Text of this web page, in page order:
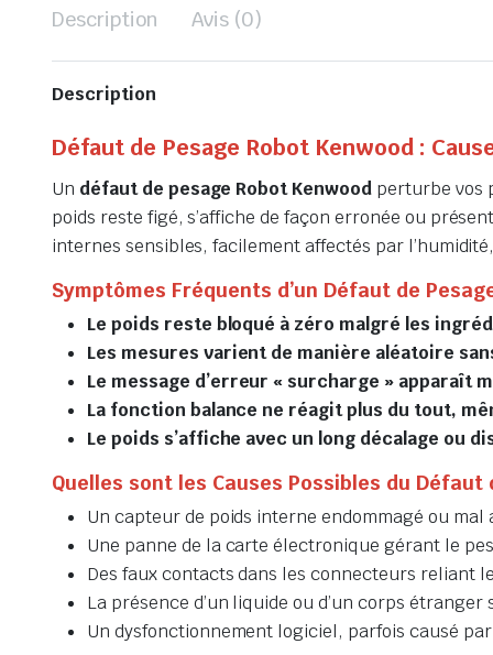
Description Avis (0)
Description
Défaut de Pesage Robot Kenwood :
Un défaut de pesage Robot Kenwood perturbe vos
poids reste figé, s’affiche de façon erronée ou
internes sensibles, facilement affectés par
Symptômes Fréquents d’un Défaut de
Le poids reste bloqué à zéro malgré les
Les mesures varient de manière aléatoire
Le message d’erreur « surcharge » apparaît
La fonction balance ne réagit plus du tout,
Le poids s’affiche avec un long décalage ou
Quelles sont les Causes Possibles du Défaut
Un capteur de poids interne endommagé ou mal
Une panne de la carte électronique gérant le
Des faux contacts dans les connecteurs reliant
La présence d’un liquide ou d’un corps étranger
Un dysfonctionnement logiciel, parfois causé